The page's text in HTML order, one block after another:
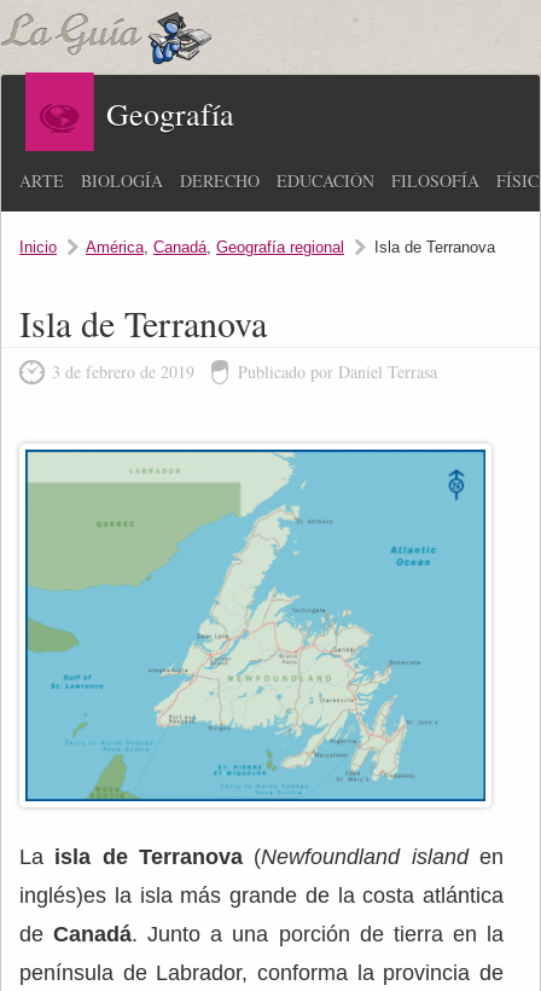
Geografía
ARTE BIOLOGÍA DERECHO EDUCACIÓN FILOSOFÍA
Inicio América, Canadá, Geografía regional Isla de Terranova
Isla de Terranova
3 de febrero de 2019 Publicado por Daniel Terrasa
La isla de Terranova (Newfoundland islanden
inglés)es la isla más grande de la costa atlántica
deCanadá. Junto a una porción de tierra en la
península de Labrador, conforma la provincia de